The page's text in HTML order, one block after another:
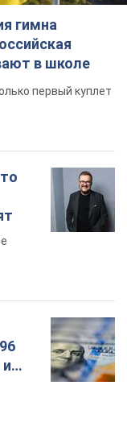
гимна
в школе
первый куплет